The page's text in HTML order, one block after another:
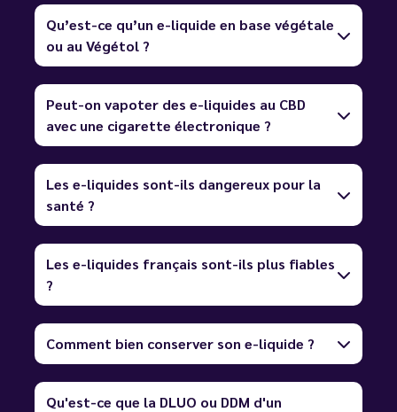
Qu’est-ce qu’un e-liquide en base végétale
ou au Végétol ?
Peut-on vapoter des e-liquides au CBD
avec une cigarette électronique ?
Les e-liquides sont-ils dangereux pour la
santé ?
Les e-liquides français sont-ils plus fiables
?
Comment bien conserver son e-liquide ?
Qu'est-ce que la DLUO ou DDM d'un